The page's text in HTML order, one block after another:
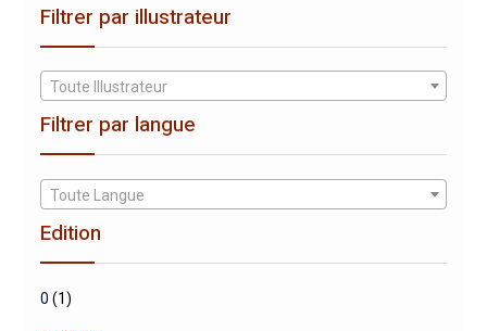
Filtrer par illustrateur
Toute Illustrateur
Filtrer par langue
Toute Langue
Edition
0 (1)